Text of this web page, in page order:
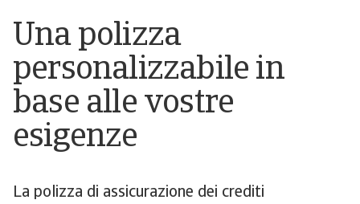
Una polizza
personalizzabile in
base alle vostre
esigenze
La polizza di assicurazione dei crediti